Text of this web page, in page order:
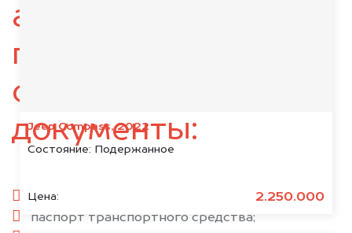
Jeep Compass, 2022
Состояние: Подержанное
Цена: 2.250.000
автомобиль,
подготовьте
следующие
документы:
паспорт гражданина РФ;
паспорт транспортного средства;